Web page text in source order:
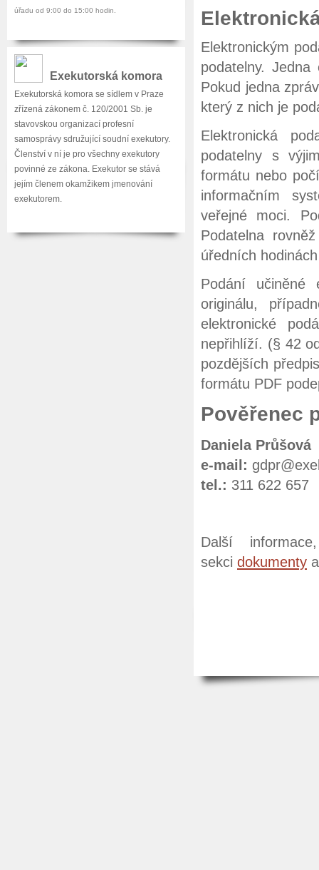
úřadu od 9:00 do 15:00 hodin.
Exekutorská komora
Exekutorská komora se sídlem v Praze
zřízená zákonem č. 120/2001 Sb. je
stavovskou organizací profesní
samosprávy sdružující soudní exekutory.
Členství v ní je pro všechny exekutory
povinné ze zákona. Exekutor se stává
jejím členem okamžikem jmenování
exekutorem.
Elektronickým
podatelny.
Pokud jedna
který z nich je
Elektronická
podatelny s
formátu nebo
informačním
veřejné moci.
Podatelna
úředních
Podání
originálu,
elektronické
nepřihlíží. (§ 42
pozdějších
formátu PDF
Pověřenec
Daniela Průšová
e-mail:
tel.: 311 622 657
Další
sekci dokumenty